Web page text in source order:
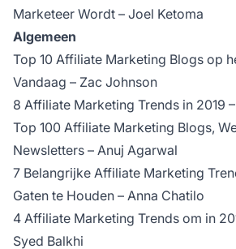
Marketeer Wordt – Joel Ketoma
Algemeen
Top 10 Affiliate Marketing Blogs op
Vandaag – Zac Johnson
8 Affiliate Marketing Trends in 2019
Top 100 Affiliate Marketing Blogs,
Newsletters – Anuj Agarwal
7 Belangrijke Affiliate Marketing
Gaten te Houden – Anna Chatilo
4 Affiliate Marketing Trends om in
Syed Balkhi